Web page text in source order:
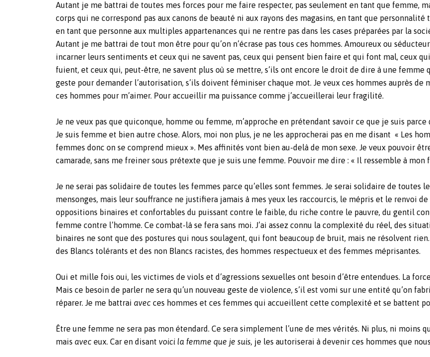
Autant je me battrai de toutes mes forces pour me faire respecter, pas seulement en tant que femme,
corps qui ne correspond pas aux canons de beauté ni aux rayons des magasins, en tant que
en tant que personne aux multiples appartenances qui ne rentre pas dans les cases préparées par la
Autant je me battrai de tout mon être pour qu’on n’écrase pas tous ces hommes. Amoureux ou
incarner leurs sentiments et ceux qui ne savent pas, ceux qui pensent bien faire et qui font mal, ceux
fuient, et ceux qui, peut-être, ne savent plus où se mettre, s’ils ont encore le droit de dire à une femme
geste pour demander l’autorisation, s’ils doivent féminiser chaque mot. Je veux ces hommes auprès de
ces hommes pour m’aimer. Pour accueillir ma puissance comme j’accueillerai leur fragilité.
Je ne veux pas que quiconque, homme ou femme, m’approche en prétendant savoir ce que je suis
Je suis femme et bien autre chose. Alors, moi non plus, je ne les approcherai pas en me disant « Les
femmes donc on se comprend mieux ». Mes affinités vont bien au-delà de mon sexe. Je veux pouvoir
camarade, sans me freiner sous prétexte que je suis une femme. Pouvoir me dire : « Il ressemble à mon
Je ne serai pas solidaire de toutes les femmes parce qu’elles sont femmes. Je serai solidaire de toutes
mensonges, mais leur souffrance ne justifiera jamais à mes yeux les raccourcis, le mépris et le renvoi
oppositions binaires et confortables du puissant contre le faible, du riche contre le pauvre, du gentil
femme contre l’homme. Ce combat-là se fera sans moi. J’ai assez connu la complexité du réel, des
binaires ne sont que des postures qui nous soulagent, qui font beaucoup de bruit, mais ne résolvent
des Blancs tolérants et des non Blancs racistes, des hommes respectueux et des femmes méprisantes.
Oui et mille fois oui, les victimes de viols et d’agressions sexuelles ont besoin d’être entendues. La
Mais ce besoin de parler ne sera qu’un nouveau geste de violence, s’il est vomi sur une entité qu’on
réparer. Je me battrai avec ces hommes et ces femmes qui accueillent cette complexité et se battent
Être une femme ne sera pas mon étendard. Ce sera simplement l’une de mes vérités. Ni plus, ni moins
mais avec eux. Car en disant voici la femme que je suis, je les autoriserai à devenir ces hommes que